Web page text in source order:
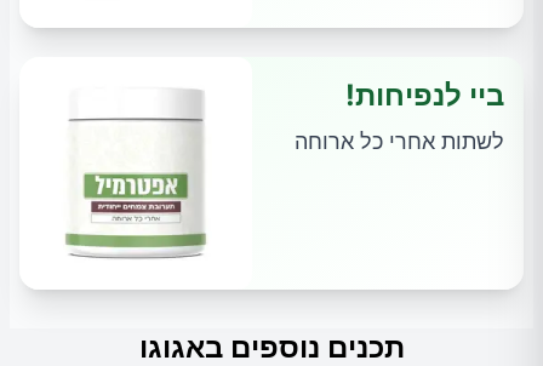
ביי לנפיחות!
לשתות אחרי כל ארוחה
תכנים נוספים באגוגו